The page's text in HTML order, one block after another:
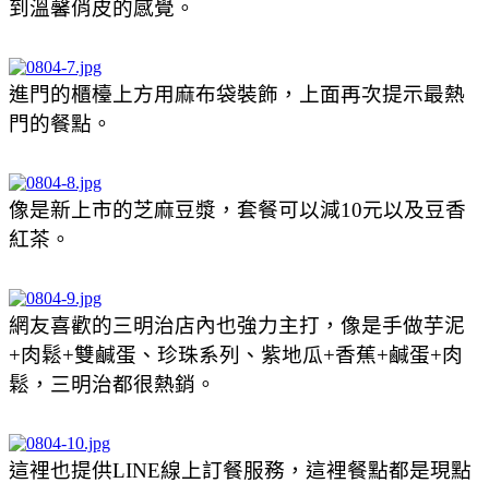
到溫馨俏皮的感覺。
進門的櫃檯上方用麻布袋裝飾，上面再次提示最熱
門的餐點。
像是新上市的芝麻豆漿，套餐可以減10元以及豆香
紅茶。
網友喜歡的三明治店內也強力主打，像是手做芋泥
+肉鬆+雙鹹蛋、珍珠系列、紫地瓜+香蕉+鹹蛋+肉
鬆，三明治都很熱銷。
這裡也提供LINE線上訂餐服務，這裡餐點都是現點